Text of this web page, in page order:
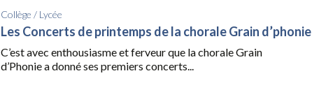
Collège / Lycée
Les Concerts de printemps de la chorale Grain d’phonie
C’est avec enthousiasme et ferveur que la chorale Grain
d’Phonie a donné ses premiers concerts...